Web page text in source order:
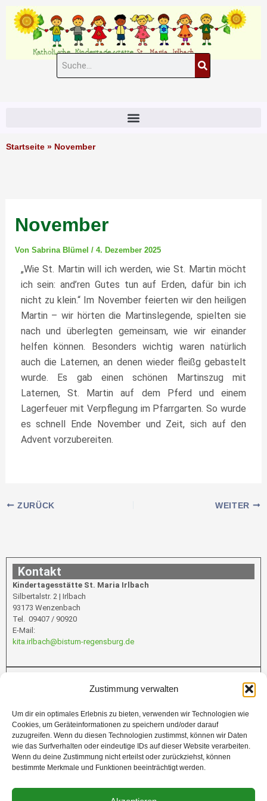
Zustimmung verwalten
Um dir ein optimales Erlebnis zu bieten, verwenden wir Technologien wie
Cookies, um Geräteinformationen zu speichern und/oder darauf
zuzugreifen. Wenn du diesen Technologien zustimmst, können wir Daten
wie das Surfverhalten oder eindeutige IDs auf dieser Website verarbeiten.
Wenn du deine Zustimmung nicht erteilst oder zurückziehst, können
bestimmte Merkmale und Funktionen beeinträchtigt werden.
Zum
Inhalt
springen
Suche
Startseite » November
November
Von Sabrina Blümel / 4. Dezember 2025
„Wie St. Martin will ich werden, wie St. Martin möcht
ich sein: and’ren Gutes tun auf Erden, dafür bin ich
nicht zu klein.“ Im November feierten wir den heiligen
Martin – wir hörten die Martinslegende, spielten sie
nach und überlegten gemeinsam, wie wir einander
helfen können. Besonders wichtig waren natürlich
auch die Laternen, an denen wieder fleißg gebastelt
wurde. Es gab einen schönen Martinszug mit
Laternen, St. Martin auf dem Pferd und einem
Lagerfeuer mit Verpflegung im Pfarrgarten. So wurde
es schnell Ende November und Zeit, sich auf den
Advent vorzubereiten.
ZURÜCK WEITER
Kontakt
Kindertagesstätte St. Maria Irlbach
Silbertalstr. 2 | Irlbach
93173 Wenzenbach
Tel. 09407 / 90920
E-Mail:
kita.irlbach@bistum-regensburg.de
Förderung